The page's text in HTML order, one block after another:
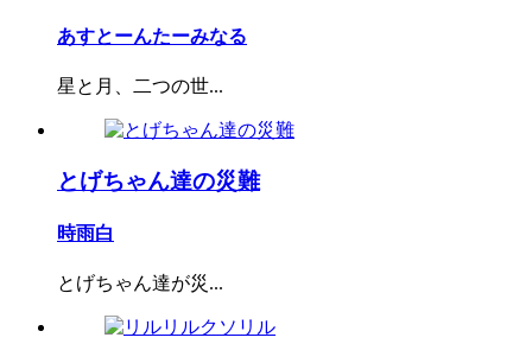
あすとーんたーみなる
星と月、二つの世...
とげちゃん達の災難
時雨白
とげちゃん達が災...